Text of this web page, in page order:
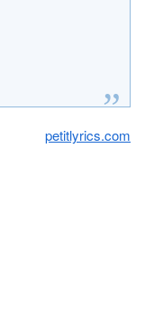
petitlyrics.com